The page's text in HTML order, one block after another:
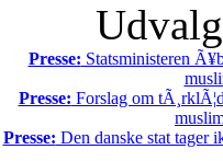
Presse: Statsministeren
Presse: Forslag om
Presse: Den danske stat tager